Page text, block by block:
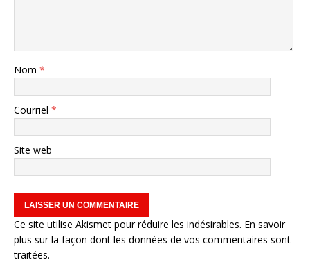
Nom *
Courriel *
Site web
Ce site utilise Akismet pour réduire les indésirables. En savoir
plus sur la façon dont les données de vos commentaires sont
traitées.